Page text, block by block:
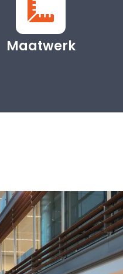
Maatwerk